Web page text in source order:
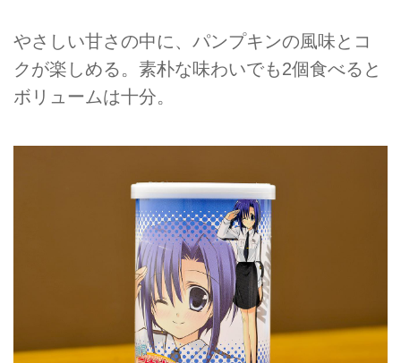
やさしい甘さの中に、パンプキンの風味とコ
クが楽しめる。素朴な味わいでも2個食べると
ボリュームは十分。